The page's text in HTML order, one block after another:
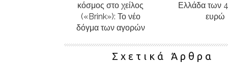
κόσμος στο χείλος
(«Brink»): Το νέο
δόγμα των αγορών
Ελλάδα των
ευρώ
Σχετικά Άρθρα